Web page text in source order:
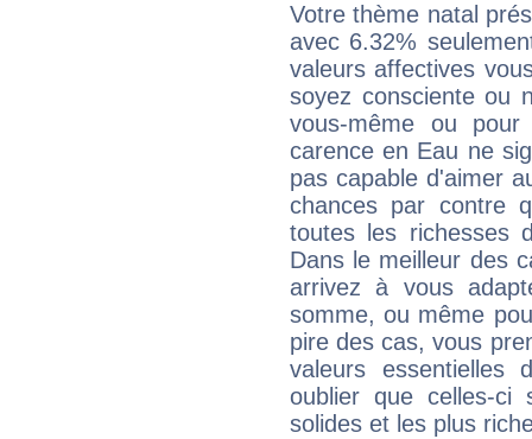
Votre thème natal
avec 6.32%
valeurs affectives
soyez consciente ou
vous-même ou
carence en Eau ne
pas capable d'aimer
chances par contre
toutes les richesses
Dans le meilleur des
arrivez à vous
somme, ou même
pire des cas, vous
valeurs
oublier que celles-
solides et les plus